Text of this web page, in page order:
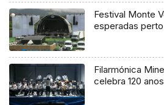
Festival Monte
esperadas
Filarmónica
celebra 120 anos